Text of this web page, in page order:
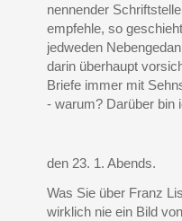
nennender
empfehle, so
jedweden
darin überhaupt
Briefe immer mit
- warum? Darüber bin
den 23. 1. Abends.
Was Sie über Franz
wirklich nie ein Bild